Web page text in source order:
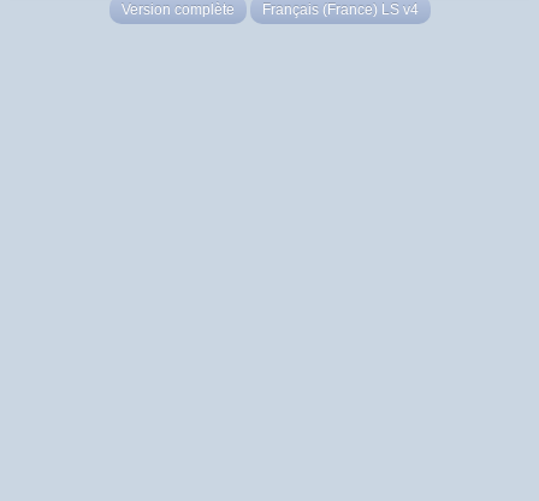
Version complète Français (France) LS v4